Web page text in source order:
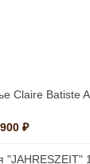
Claire Batiste
₽Диапазон
102,500 ₽
"JAHRESZEIT"